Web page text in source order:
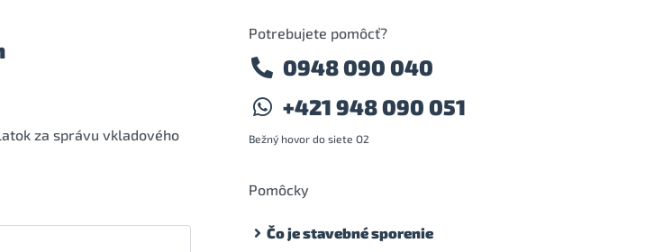
za správu vkladového
Potrebujete pomôcť?
0948 090 040
+421 948 090 051
Bežný hovor do siete O2
Pomôcky
Čo je stavebné sporenie